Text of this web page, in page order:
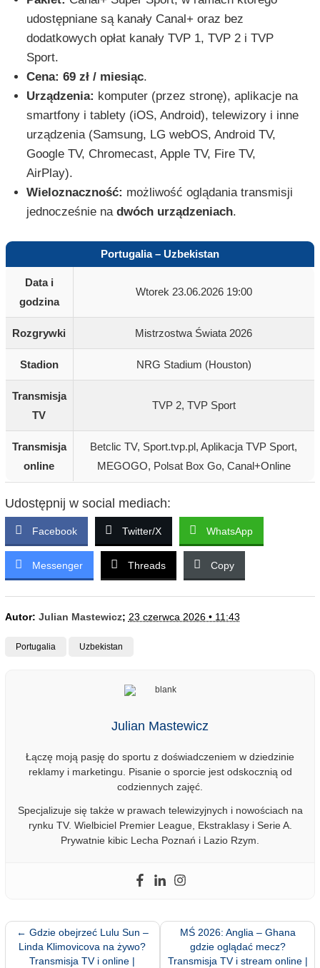
udostępniane są kanały Canal+ oraz bez
dodatkowych opłat kanały TVP 1, TVP 2 i TVP
Sport.
Cena: 69 zł / miesiąc.
Urządzenia: komputer (przez stronę), aplikacje na
smartfony i tablety (iOS, Android), telewizory i inne
urządzenia (Samsung, LG webOS, Android TV,
Google TV, Chromecast, Apple TV, Fire TV,
AirPlay).
Wieloznaczność: możliwość oglądania transmisji
jednocześnie na dwóch urządzeniach.
Portugalia – Uzbekistan
Data i
godzina
Wtorek 23.06.2026 19:00
Rozgrywki Mistrzostwa Świata 2026
Stadion NRG Stadium (Houston)
Transmisja
TV
TVP 2, TVP Sport
Transmisja
online
Betclic TV, Sport.tvp.pl, Aplikacja TVP Sport,
MEGOGO, Polsat Box Go, Canal+Online
Udostępnij w social mediach:
Facebook Twitter/X WhatsApp
Messenger Threads Copy
Autor: Julian Mastewicz; 23 czerwca 2026 • 11:43
Portugalia Uzbekistan
Julian Mastewicz
Łączę moją pasję do sportu z doświadczeniem w dziedzinie
reklamy i marketingu. Pisanie o sporcie jest odskocznią od
codziennych zajęć.
Specjalizuje się także w prawach telewizyjnych i nowościach na
rynku TV. Wielbiciel Premier League, Ekstraklasy i Serie A.
Prywatnie kibic Lecha Poznań i Lazio Rzym.
← Gdzie obejrzeć Lulu Sun –
Linda Klimovicova na żywo?
Transmisja TV i online |
MŚ 2026: Anglia – Ghana
gdzie oglądać mecz?
Transmisja TV i stream online |